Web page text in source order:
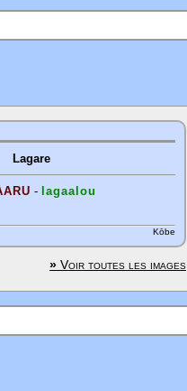
Lagare
- lagaalou
Kōbe
» Voir toutes les images